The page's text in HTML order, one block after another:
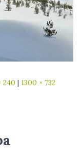
240 | 1300 × 732